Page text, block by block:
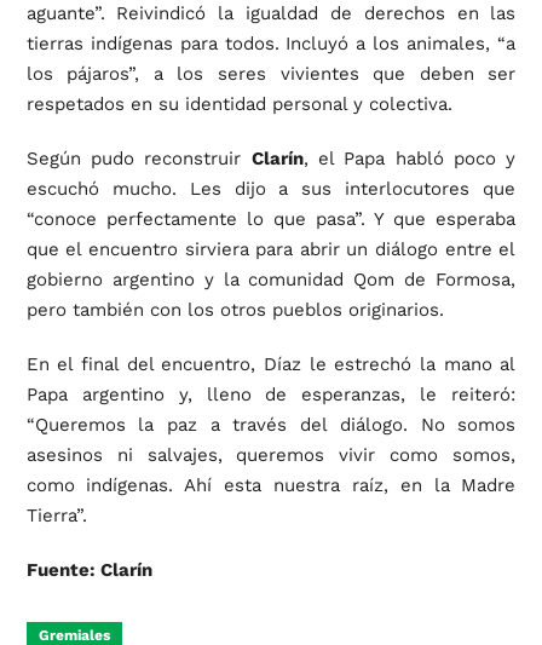
aguante”. Reivindicó la igualdad de derechos en las
tierras indígenas para todos. Incluyó a los animales, “a
los pájaros”, a los seres vivientes que deben ser
respetados en su identidad personal y colectiva.
Según pudo reconstruir Clarín, el Papa habló poco y
escuchó mucho. Les dijo a sus interlocutores que
“conoce perfectamente lo que pasa”. Y que esperaba
que el encuentro sirviera para abrir un diálogo entre el
gobierno argentino y la comunidad Qom de Formosa,
pero también con los otros pueblos originarios.
En el final del encuentro, Díaz le estrechó la mano al
Papa argentino y, lleno de esperanzas, le reiteró:
“Queremos la paz a través del diálogo. No somos
asesinos ni salvajes, queremos vivir como somos,
como indígenas. Ahí esta nuestra raíz, en la Madre
Tierra”.
Fuente: Clarín
Gremiales